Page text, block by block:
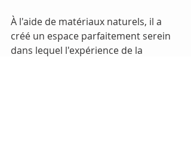
À l'aide de matériaux naturels, il a
créé un espace parfaitement serein
dans lequel l'expérience de la